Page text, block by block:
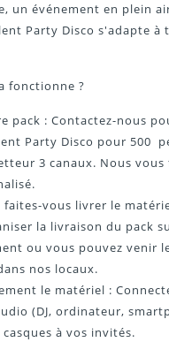
un événement en plein
Party Disco s'adapte à
fonctionne ?
pack : Contactez-nous
Party Disco pour 500
3 canaux. Nous
faites-vous livrer le
la livraison du pack
ou vous pouvez venir
nos locaux.
le matériel :
(DJ, ordinateur,
à vos invités.